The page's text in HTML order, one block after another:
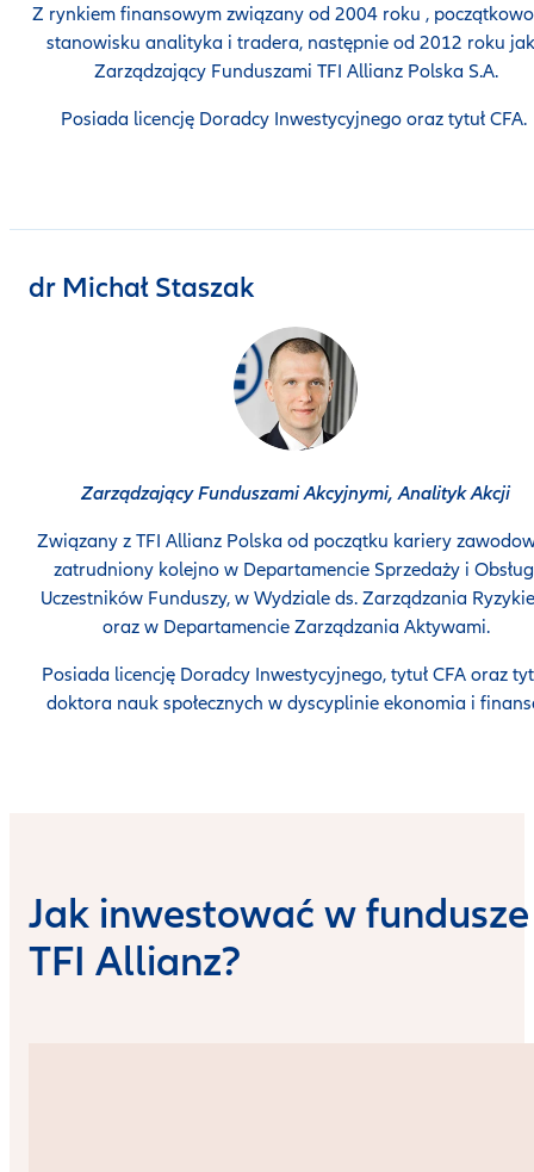
Z rynkiem finansowym związany od 2004 roku ,
stanowisku analityka i tradera, następnie od 2012 roku
Zarządzający Funduszami TFI Allianz Polska S.A.
Posiada licencję Doradcy Inwestycyjnego oraz tytuł CFA.
dr Michał Staszak
Zarządzający Funduszami Akcyjnymi, Analityk Akcji
Związany z TFI Allianz Polska od początku kariery
zatrudniony kolejno w Departamencie Sprzedaży i
Uczestników Funduszy, w Wydziale ds. Zarządzania
oraz w Departamencie Zarządzania Aktywami.
Posiada licencję Doradcy Inwestycyjnego, tytuł CFA oraz
doktora nauk społecznych w dyscyplinie ekonomia i
Jak inwestować w fundusze
TFI Allianz?